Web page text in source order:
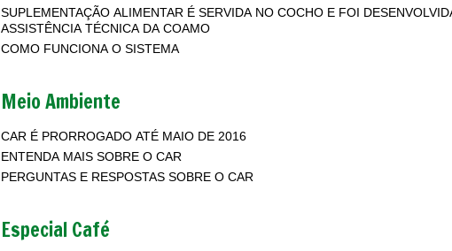
SUPLEMENTAÇÃO ALIMENTAR É SERVIDA NO COCHO E FOI
ASSISTÊNCIA TÉCNICA DA COAMO
COMO FUNCIONA O SISTEMA
Meio Ambiente
CAR É PRORROGADO ATÉ MAIO DE 2016
ENTENDA MAIS SOBRE O CAR
PERGUNTAS E RESPOSTAS SOBRE O CAR
Especial Café